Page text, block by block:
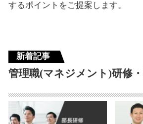
するポイントをご提案します。
新着記事
管理職(マネジメント)研修